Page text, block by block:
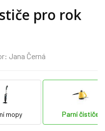
pro rok
Jana Černá
mopy Parní čističe